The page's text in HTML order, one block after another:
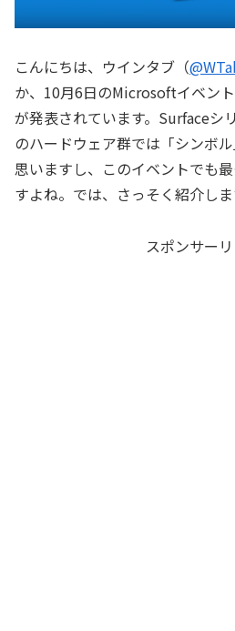
こんにちは、ウインタブ（
か、10月6日のMicrosoftイベント
が発表されています。Surfaceシ
のハードウェア群では「シンボ
思いますし、このイベントでも
すよね。では、さっそく紹介しま
スポンサー